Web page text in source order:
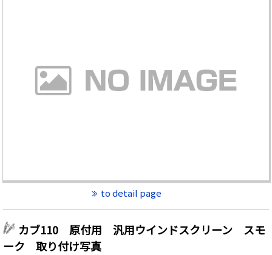
to detail page
カブ110 原付用 汎用ウインドスクリーン スモ
ーク 取り付け写真